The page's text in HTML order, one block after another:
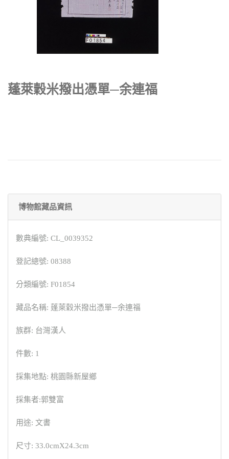
蓬萊穀米撥出憑單─余連福
博物館藏品資訊
數典編號: CL_0039352
登記總號: 08388
分類編號: F01854
藏品名稱: 蓬萊穀米撥出憑單─余連福
族群: 台灣漢人
件數: 1
採集地點: 桃園縣新屋鄉
採集者:郭雙富
用途: 文書
尺寸: 33.0cmX24.3cm